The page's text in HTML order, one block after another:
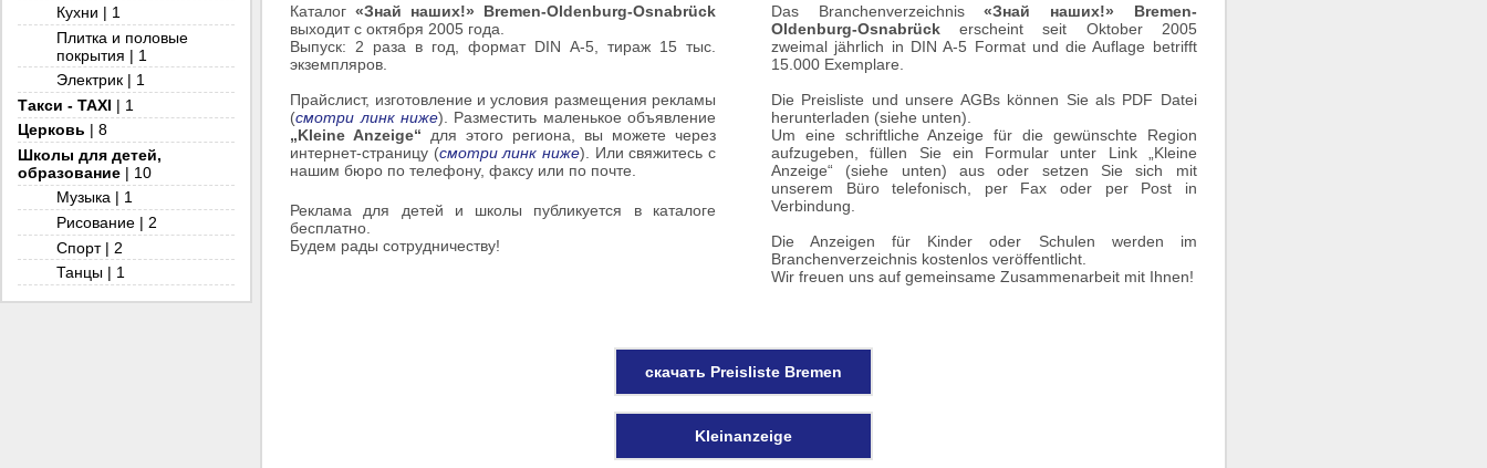
Кухни | 1
Плитка и половые
покрытия | 1
Электрик | 1
Такси - TAXI | 1
Церковь | 8
Школы для детей,
образование | 10
Музыка | 1
Рисование | 2
Спорт | 2
Танцы | 1
Каталог«Знай наших!» Bremen-Oldenburg-Osnabrück
выходит с октября 2005 года.
Выпуск: 2 раза в год, формат DIN А-5, тираж 15 тыс.
экземпляров.
Прайслист, изготовление и условия размещения рекламы
(смотри линк ниже). Разместить маленькое объявление
„Kleine Anzeige“ для этого региона, вы можете через
интернет-страницу (смотри линк ниже). Или свяжитесь с
нашим бюро по телефону, факсу или по почте.
Реклама для детей и школы публикуется в каталоге
бесплатно.
Будем рады сотрудничеству!
Das Branchenverzeichnis«Знай наших!» Bremen-
Oldenburg-Osnabrück erscheint seit Oktober 2005
zweimal jährlich in DIN A-5 Format und die Auflage betrifft
15.000 Exemplare.
Die Preisliste und unsere AGBs können Sie als PDF Datei
herunterladen (siehe unten).
Um eine schriftliche Anzeige für die gewünschte Region
aufzugeben, füllen Sie ein Formular unter Link „Kleine
Anzeige“ (siehe unten) aus oder setzen Sie sich mit
unserem Büro telefonisch, per Fax oder per Post in
Verbindung.
Die Anzeigen für Kinder oder Schulen werden im
Branchenverzeichnis kostenlos veröffentlicht.
Wir freuen uns auf gemeinsame Zusammenarbeit mit Ihnen!
скачать Preisliste Bremen
Kleinanzeige